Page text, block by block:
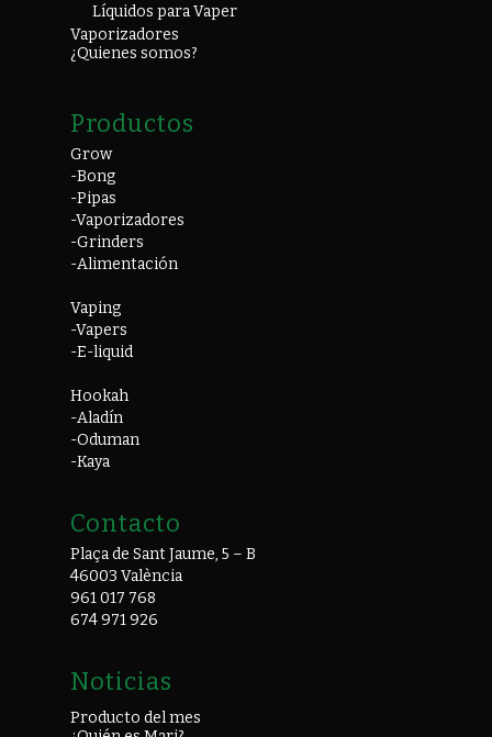
Líquidos para Vaper
Vaporizadores
¿Quienes somos?
Productos
Grow
-Bong
-Pipas
-Vaporizadores
-Grinders
-Alimentación
Vaping
-Vapers
-E-liquid
Hookah
-Aladín
-Oduman
-Kaya
Contacto
Plaça de Sant Jaume, 5 – B
46003 València
961 017 768
674 971 926
Noticias
Producto del mes